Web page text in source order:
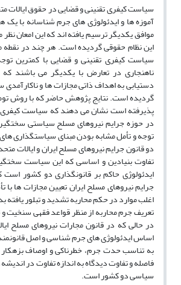
سیاست کیفری تقنینی و قضایی در حقوق ایالات
آموزه ها و ایدئولوژی های جرم شناسانه با یک
موافق یکدیگر ترسیم یافته اند که این امعان نظر
این نظام حقوقی گردیده است. هر چند در نقطه
سیاست کیفری تقنینی و قضایی با کمترین
ناهنجاری در تعارض با یکدیگر می باشند که
دستیابی به اهداف ذاتی مجازات ها و
گردیده است. نتایج پژوهش حاضر که با روش
پذیرفته است نشان می دهند که سیاست کیفری
در حوزه جرایم نیروهای مسلح سیاستی
توجه و تأمل مشابه بودن مبنای سیاستگذاری
دو قانون جرایم نیروهای مسلح ایران و ایالات
تفاوت بنیادین و اساسی که این سیاست
ایدئولوژی حاکم بر قانونگذاری دو کشور
جرایم نیروهای مسلح ایران تعیین مجازات ها با
اغلب موارد در حکم محاربه تشدید و تبلور یافته
تعریف جرم محاربه از منظر قواعد فقهی سنخیت
در حالی که در قانون مجارات نیروهای مسلح
اساس ایدئولوژی های جرم شناسی و اصل
به تناسب حدت جرم، خطرناکی و اوصاف بزهکار
فاصله و تفاوت دیدگاه به اندازه تفاوت در
سیاسی دو کشور است.